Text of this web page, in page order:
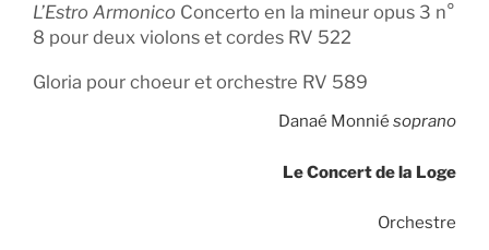
L’Estro Armonico Concerto en la mineur opus 3 n°
8 pour deux violons et cordes RV 522
Gloria pour choeur et orchestre RV 589
Danaé Monnié soprano
Le Concert de la Loge
Orchestre